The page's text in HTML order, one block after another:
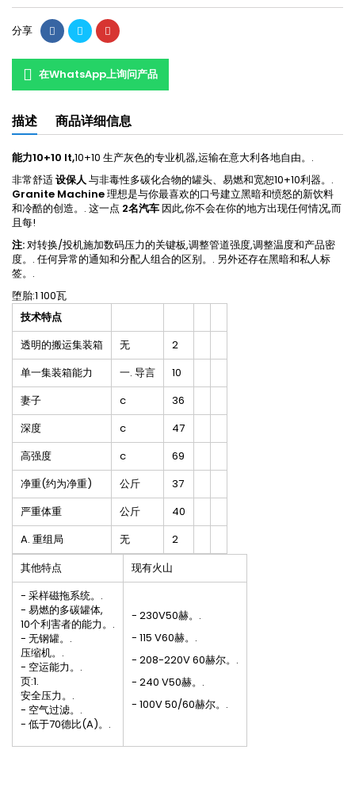
分享
在WhatsApp上询问产品
描述 商品详细信息
能力10+10 lt,10+10 生产灰色的专业机器,运输在意大利各地自由。.
非常舒适设保人与非毒性多碳化合物的罐头、易燃和宽恕10+10利器。.
Granite Machine理想是与你最喜欢的口号建立黑暗和愤怒的新饮料
和冷酷的创造。. 这一点 2名汽车 因此,你不会在你的地方出现任何情况,而
且每!
注:对转换/投机施加数码压力的关键板,调整管道强度,调整温度和产品密
度。. 任何异常的通知和分配人组合的区别。. 另外还存在黑暗和私人标
签。.
堕胎:1 100瓦
技术特点
透明的搬运集装箱
无
2
单一集装箱能力
一. 导言
10
妻子
c
36
深度
c
47
高强度
c
69
净重(约为净重)
公斤
37
严重体重
公斤
40
A. 重组局
无
2
其他特点
现有火山
- 采样磁拖系统。.
- 易燃的多碳罐体,
10个利害者的能力。.
- 无钢罐。.
压缩机。.
- 空运能力。.
页:1.
安全压力。.
- 空气过滤。.
- 低于70德比(A)。.
- 230V50赫。.
- 115 V60赫。.
- 208-220V 60赫尔。.
- 240 V50赫。.
- 100V 50/60赫尔。.